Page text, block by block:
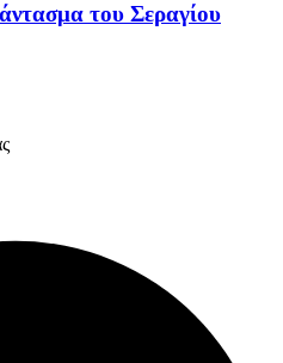
του Σεραγίου